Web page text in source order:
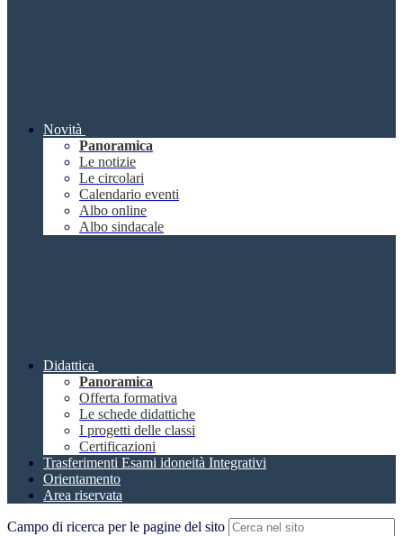
Novità
Panoramica
Le notizie
Le circolari
Calendario eventi
Albo online
Albo sindacale
Didattica
Panoramica
Offerta formativa
Le schede didattiche
I progetti delle classi
Certificazioni
Trasferimenti Esami idoneità Integrativi
Orientamento
Area riservata
Campo di ricerca per le pagine del sito